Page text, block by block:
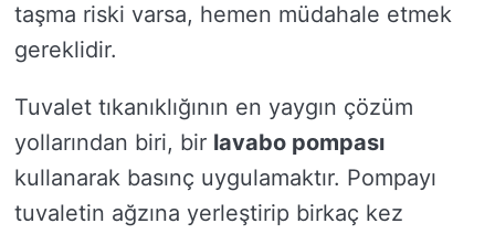
taşma riski varsa, hemen müdahale etmek
gereklidir.
Tuvalet tıkanıklığının en yaygın çözüm
yollarından biri, bir lavabo pompası
kullanarak basınç uygulamaktır. Pompayı
tuvaletin ağzına yerleştirip birkaç kez